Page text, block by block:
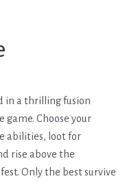
in a thrilling fusion
game. Choose your
abilities, loot for
rise above the
Only the best survive